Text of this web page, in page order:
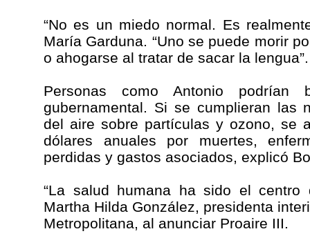
“No es un miedo normal. Es
María Garduna. “Uno se puede morir
o ahogarse al tratar de sacar la lengua”.
Personas como Antonio podrían
gubernamental. Si se cumplieran las
del aire sobre partículas y ozono, se
dólares anuales por muertes,
perdidas y gastos asociados, explicó
“La salud humana ha sido el centro
Martha Hilda González, presidenta
Metropolitana, al anunciar Proaire III.